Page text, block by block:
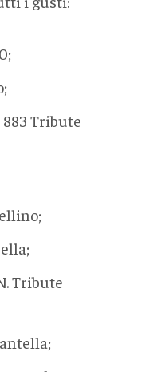
Tribute
Tribute